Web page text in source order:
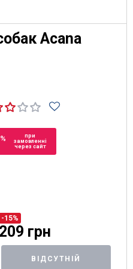
Acana
при
замовленні
через сайт
-15%
209 грн
ВІДСУТНІЙ